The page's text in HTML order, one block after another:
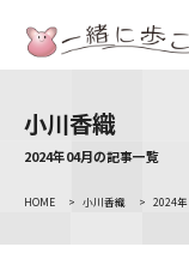
TV
ラジオ
小川香織
2024年04月の記事一覧
HOME > 小川香織 > 2024年